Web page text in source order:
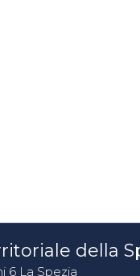
della
6 La Spezia